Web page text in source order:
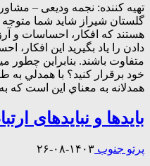
گلستان شیراز شايد شما
هستند كه افكار، احساسات و
دادن را ياد بگيريد اين افكار،
متفاوت باشند. بنابراين چطور
خود برقرار كنيد؟ با همدلي
همدلانه به معناي اين است
بایدها و نبایدهای
پرتو جنوب ۱۴۰۳-۰۸-۲۶